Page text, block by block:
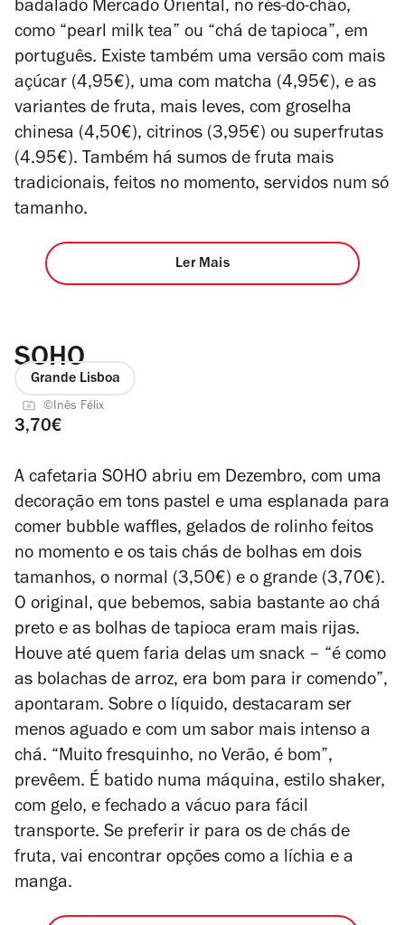
badalado Mercado Oriental, no rés-do-chão,
como “pearl milk tea” ou “chá de tapioca”, em
português. Existe também uma versão com mais
açúcar (4,95€), uma com matcha (4,95€), e as
variantes de fruta, mais leves, com groselha
chinesa (4,50€), citrinos (3,95€) ou superfrutas
(4.95€). Também há sumos de fruta mais
tradicionais, feitos no momento, servidos num só
tamanho.
Ler Mais
SOHO
Grande Lisboa
©Inês Félix
3,70€
A cafetaria SOHO abriu em Dezembro, com uma
decoração em tons pastel e uma esplanada para
comer bubble waffles, gelados de rolinho feitos
no momento e os tais chás de bolhas em dois
tamanhos, o normal (3,50€) e o grande (3,70€).
O original, que bebemos, sabia bastante ao chá
preto e as bolhas de tapioca eram mais rijas.
Houve até quem faria delas um snack – “é como
as bolachas de arroz, era bom para ir comendo”,
apontaram. Sobre o líquido, destacaram ser
menos aguado e com um sabor mais intenso a
chá. “Muito fresquinho, no Verão, é bom”,
prevêem. É batido numa máquina, estilo shaker,
com gelo, e fechado a vácuo para fácil
transporte. Se preferir ir para os de chás de
fruta, vai encontrar opções como a líchia e a
manga.